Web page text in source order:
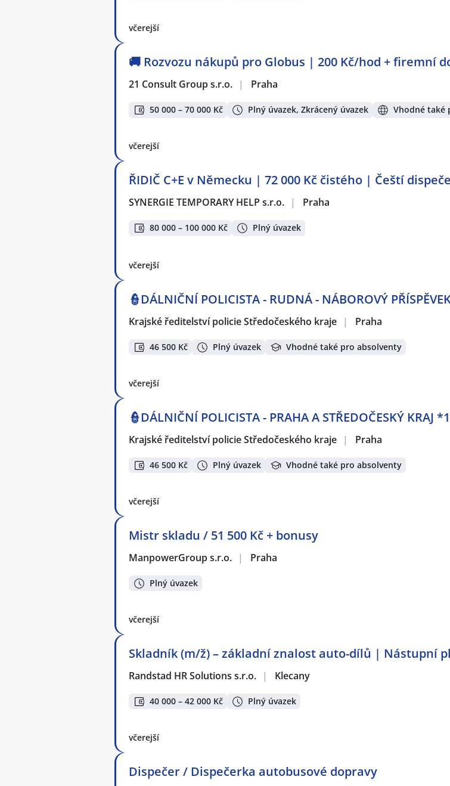
včerejší
🚚 Rozvozu nákupů pro Globus | 200 Kč/hod + firemní
21 Consult Group s.r.o. | Praha
50 000 – 70 000 Kč Plný úvazek, Zkrácený úvazek Vhodné také
včerejší
ŘIDIČ C+E v Německu | 72 000 Kč čistého | Čeští
SYNERGIE TEMPORARY HELP s.r.o. | Praha
80 000 – 100 000 Kč Plný úvazek
včerejší
👮DÁLNIČNÍ POLICISTA - RUDNÁ - NÁBOROVÝ
Krajské ředitelství policie Středočeského kraje | Praha
46 500 Kč Plný úvazek Vhodné také pro absolventy
včerejší
👮DÁLNIČNÍ POLICISTA - PRAHA A STŘEDOČESKÝ KRAJ
Krajské ředitelství policie Středočeského kraje | Praha
46 500 Kč Plný úvazek Vhodné také pro absolventy
včerejší
Mistr skladu / 51 500 Kč + bonusy
ManpowerGroup s.r.o. | Praha
Plný úvazek
včerejší
Skladník (m/ž) – základní znalost auto-dílů | Nástupní
Randstad HR Solutions s.r.o. | Klecany
40 000 – 42 000 Kč Plný úvazek
včerejší
Dispečer / Dispečerka autobusové dopravy